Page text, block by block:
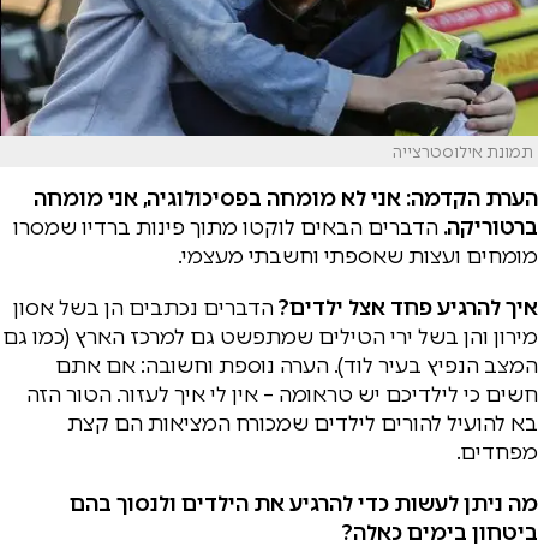
תמונת אילוסטרצייה
הערת הקדמה: אני לא מומחה בפסיכולוגיה, אני מומחה
ברטוריקה. הדברים הבאים לוקטו מתוך פינות ברדיו שמסרו
מומחים ועצות שאספתי וחשבתי מעצמי.
איך להרגיע פחד אצל ילדים?הדברים נכתבים הן בשל אסון
מירון והן בשל ירי הטילים שמתפשט גם למרכז הארץ (כמו גם
המצב הנפיץ בעיר לוד). הערה נוספת וחשובה: אם אתם
חשים כי לילדיכם יש טראומה – אין לי איך לעזור. הטור הזה
בא להועיל להורים לילדים שמכורח המציאות הם קצת
מפחדים.
מה ניתן לעשות כדי להרגיע את הילדים ולנסוך בהם
ביטחון בימים כאלה?